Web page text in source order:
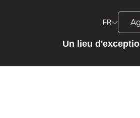
FR
Un lieu